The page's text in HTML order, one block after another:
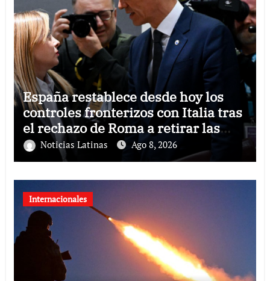
España restablece desde hoy los
controles fronterizos con Italia tras
el rechazo de Roma a retirar las
restricciones
Noticias Latinas Ago 8, 2026
Internacionales